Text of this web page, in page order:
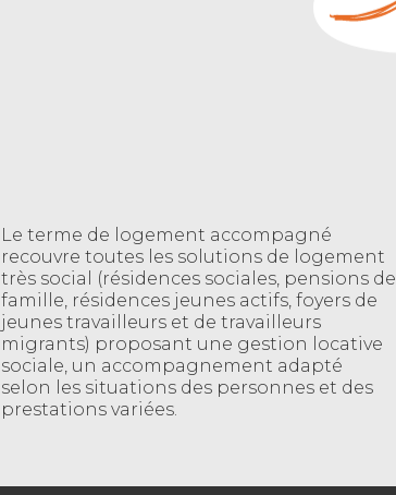
Le terme de logement accompagné
recouvre toutes les solutions de logement
très social (résidences sociales, pensions de
famille, résidences jeunes actifs, foyers de
jeunes travailleurs et de travailleurs
migrants) proposant une gestion locative
sociale, un accompagnement adapté
selon les situations des personnes et des
prestations variées.